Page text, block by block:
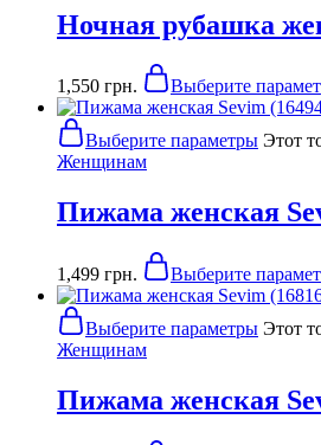
Ночная рубашка
1,550 грн. Выберите
Выберите параметры Этот
Женщинам
Пижама женская
1,499 грн. Выберите
Выберите параметры Этот
Женщинам
Пижама женская